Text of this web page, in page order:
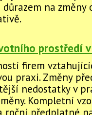
na změny
prostředí
firem
praxi. Změny
nedostatky v
Kompletní
roční předplatné